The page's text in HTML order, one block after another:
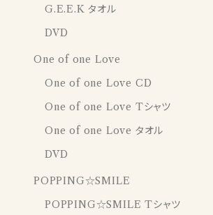
G.E.E.K タオル
DVD
One of one Love
One of one Love CD
One of one Love Tシャツ
One of one Love タオル
DVD
POPPING☆SMILE
POPPING☆SMILE Tシャツ